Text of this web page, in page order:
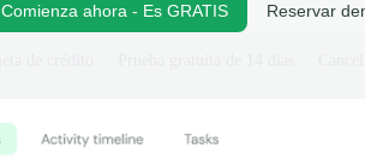
Comienza ahora - Es GRATIS Reservar